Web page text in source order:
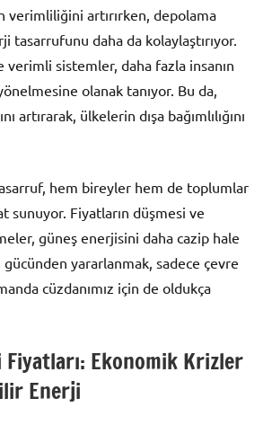
verimliliğini artırırken, depolama
tasarrufunu daha da kolaylaştırıyor.
verimli sistemler, daha fazla insanın
olanak tanıyor. Bu da,
artırarak, ülkelerin dışa bağımlılığını
hem bireyler hem de toplumlar
sunuyor. Fiyatların düşmesi ve
güneş enerjisini daha cazip hale
yararlanmak, sadece çevre
cüzdanımız için de oldukça
Fiyatları: Ekonomik Krizler
Enerji